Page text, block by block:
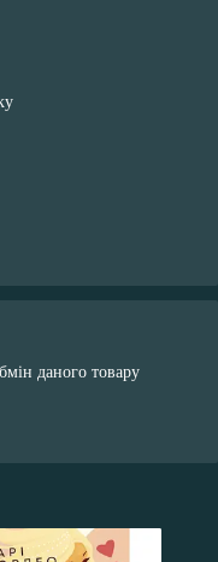
даного товару